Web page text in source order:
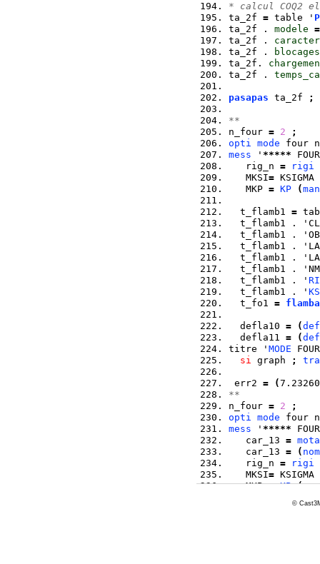
* calcul COQ2
ta_2f = table '
ta_2f . modele =
ta_2f .
ta_2f .
ta_2f.
ta_2f .
pasapas ta_2f ;
**
n_four = 2
;
opti mode four
mess ' *****
   rig_n
= rigi
   MKSI
=
   MKP
= KP (
  t_flamb1
=
t_flamb1 .
t_flamb1 .
t_flamb1 .
t_flamb1 .
t_flamb1 .
  t_flamb1 . '
  t_flamb1 . '
  t_fo1
=
  defla10
= (
  defla11
= (
titre ' MODE
si graph ;
err2 = (
**
n_four = 2
;
opti mode four
mess ' *****
   car_13
= mota
   car_13
= (
   rig_n
= rigi
   MKSI
=
   MKP
= KP (
=
©